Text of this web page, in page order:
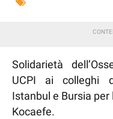
Solidarietà
UCPI ai colleghi
Istanbul e Bursia per
Kocaefe.